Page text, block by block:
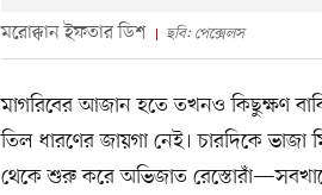
মরোক্কান ইফতার ডিশ ছবি: পেক্সেলস
মাগরিবের আজান হতে তখনও কিছুক্ষণ
তিল ধারণের জায়গা নেই। চারদিকে
থেকে শুরু করে অভিজাত